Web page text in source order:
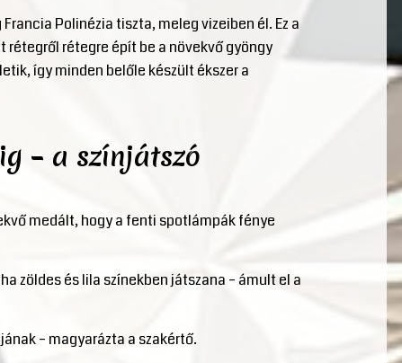
Polinézia tiszta, meleg vizeiben él. Ez a
rétegre épít be a növekvő gyöngy
így minden belőle készült ékszer a
– a színjátszó
medált, hogy a fenti spotlámpák fénye
zöldes és lila színekben játszana – ámult el a
– magyarázta a szakértő.